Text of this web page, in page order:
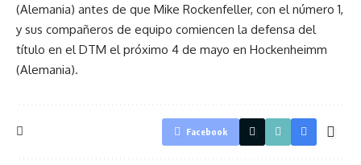
(Alemania) antes de que Mike Rockenfeller, con el número 1,
y sus compañeros de equipo comiencen la defensa del
título en el DTM el próximo 4 de mayo en Hockenheimm
(Alemania).
Facebook